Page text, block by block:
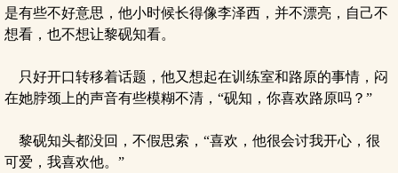
是有些不好意思，他小时候长得像李泽西，并不漂亮，自己不
想看，也不想让黎砚知看。
只好开口转移着话题，他又想起在训练室和路原的事情，闷
在她脖颈上的声音有些模糊不清，“砚知，你喜欢路原吗？”
黎砚知头都没回，不假思索，“喜欢，他很会讨我开心，很
可爱，我喜欢他。”